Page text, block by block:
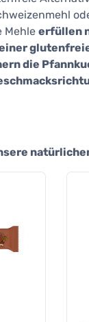
Mehle erfüllen
die